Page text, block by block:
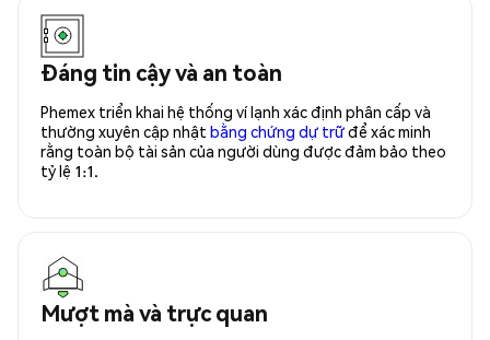
Đáng tin cậy và an toàn
Phemex triển khai hệ thống ví lạnh xác định phân cấp và
thường xuyên cập nhật bằng chứng dự trữđể xác minh
rằng toàn bộ tài sản của người dùng được đảm bảo theo
tỷ lệ 1:1.
Mượt mà và trực quan